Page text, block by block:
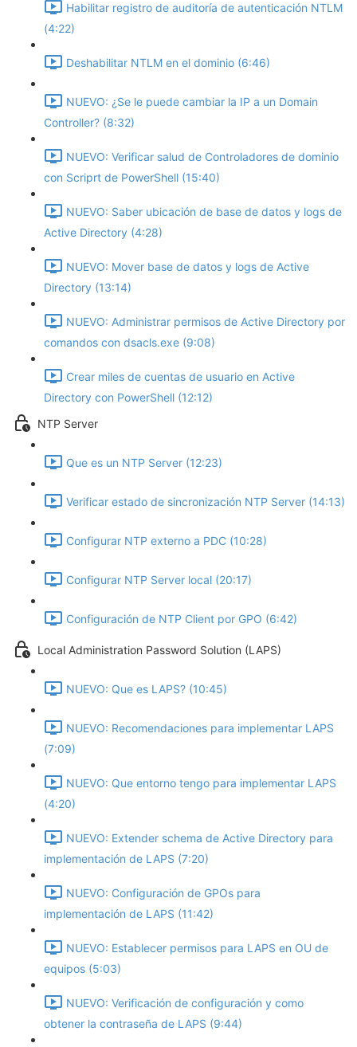
Habilitar registro de auditoría de autenticación NTLM
(4:22)
Deshabilitar NTLM en el dominio (6:46)
NUEVO: ¿Se le puede cambiar la IP a un Domain
Controller? (8:32)
NUEVO: Verificar salud de Controladores de dominio
con Scriprt de PowerShell (15:40)
NUEVO: Saber ubicación de base de datos y logs de
Active Directory (4:28)
NUEVO: Mover base de datos y logs de Active
Directory (13:14)
NUEVO: Administrar permisos de Active Directory por
comandos con dsacls.exe (9:08)
Crear miles de cuentas de usuario en Active
Directory con PowerShell (12:12)
NTP Server
Que es un NTP Server (12:23)
Verificar estado de sincronización NTP Server (14:13)
Configurar NTP externo a PDC (10:28)
Configurar NTP Server local (20:17)
Configuración de NTP Client por GPO (6:42)
Local Administration Password Solution (LAPS)
NUEVO: Que es LAPS? (10:45)
NUEVO: Recomendaciones para implementar LAPS
(7:09)
NUEVO: Que entorno tengo para implementar LAPS
(4:20)
NUEVO: Extender schema de Active Directory para
implementación de LAPS (7:20)
NUEVO: Configuración de GPOs para
implementación de LAPS (11:42)
NUEVO: Establecer permisos para LAPS en OU de
equipos (5:03)
NUEVO: Verificación de configuración y como
obtener la contraseña de LAPS (9:44)